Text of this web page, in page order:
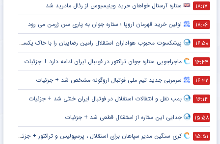
۱۸:۱۷ ستاره آرسنال خواهان خرید وینیسیوس از رئال مادرید شد
۱۸:۰۶ اولین خرید قهرمان اروپا ؛ ستاره جوان به پاری سن ژرمن می رود
۱۶:۵۰ پیشکسوت محبوب هواداران استقلال رامین رضاییان را با خاک یکسان کرد + جزئیات
۱۶:۴۴ ماجراجویی ستاره جوان تراکتور در فوتبال ایران ادامه دارد + جزئیات
۱۶:۳۲ سرمربی جدید تیم ملی فوتبال اروگوئه مشخص شد + جزئیات
۱۶:۱۴ بمب نقل و انتقالات استقلال در فوتبال ایران خنثی شد + جزئیات
۱۵:۵۸ جدایی این ستاره از استقلال قطعی شد + جزئیات
۱۵:۵۱ کری سنگین مدیر سپاهان برای استقلال ، پرسپولیس و تراکتور + جزئیات